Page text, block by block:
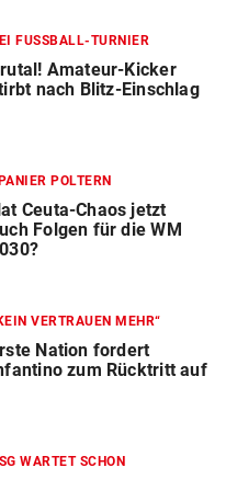
FUSSBALL-TURNIER
Amateur-Kicker
nach Blitz-Einschlag
POLTERN
Ceuta-Chaos jetzt
Folgen für die WM
VERTRAUEN MEHR“
Nation fordert
zum Rücktritt auf
WARTET SCHON